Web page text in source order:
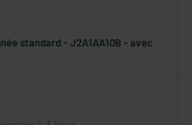
standard - J2A1AA10B - avec